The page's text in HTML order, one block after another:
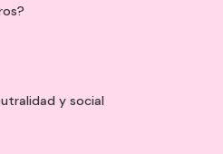
y social